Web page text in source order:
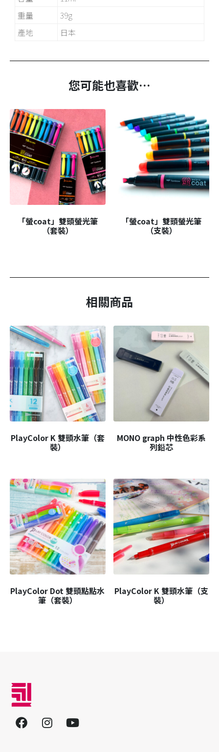
重量
39g
產地
日本
您可能也喜歡…
「螢coat」雙頭螢光筆
（套裝）
「螢coat」雙頭螢光筆
（支裝）
相關商品
PlayColor K 雙頭水筆（套
裝）
MONO graph 中性色彩系
列鉛芯
PlayColor Dot 雙頭點點水
筆（套裝）
PlayColor K 雙頭水筆（支
裝）